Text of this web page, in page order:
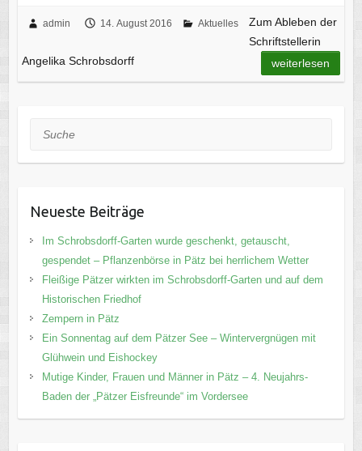
admin 14. August 2016 Aktuelles
Zum Ableben der
Schriftstellerin
Angelika Schrobsdorff
weiterlesen
Suche
Neueste Beiträge
Im Schrobsdorff-Garten wurde geschenkt, getauscht,
gespendet – Pflanzenbörse in Pätz bei herrlichem Wetter
Fleißige Pätzer wirkten im Schrobsdorff-Garten und auf dem
Historischen Friedhof
Zempern in Pätz
Ein Sonnentag auf dem Pätzer See – Wintervergnügen mit
Glühwein und Eishockey
Mutige Kinder, Frauen und Männer in Pätz – 4. Neujahrs-
Baden der „Pätzer Eisfreunde“ im Vordersee